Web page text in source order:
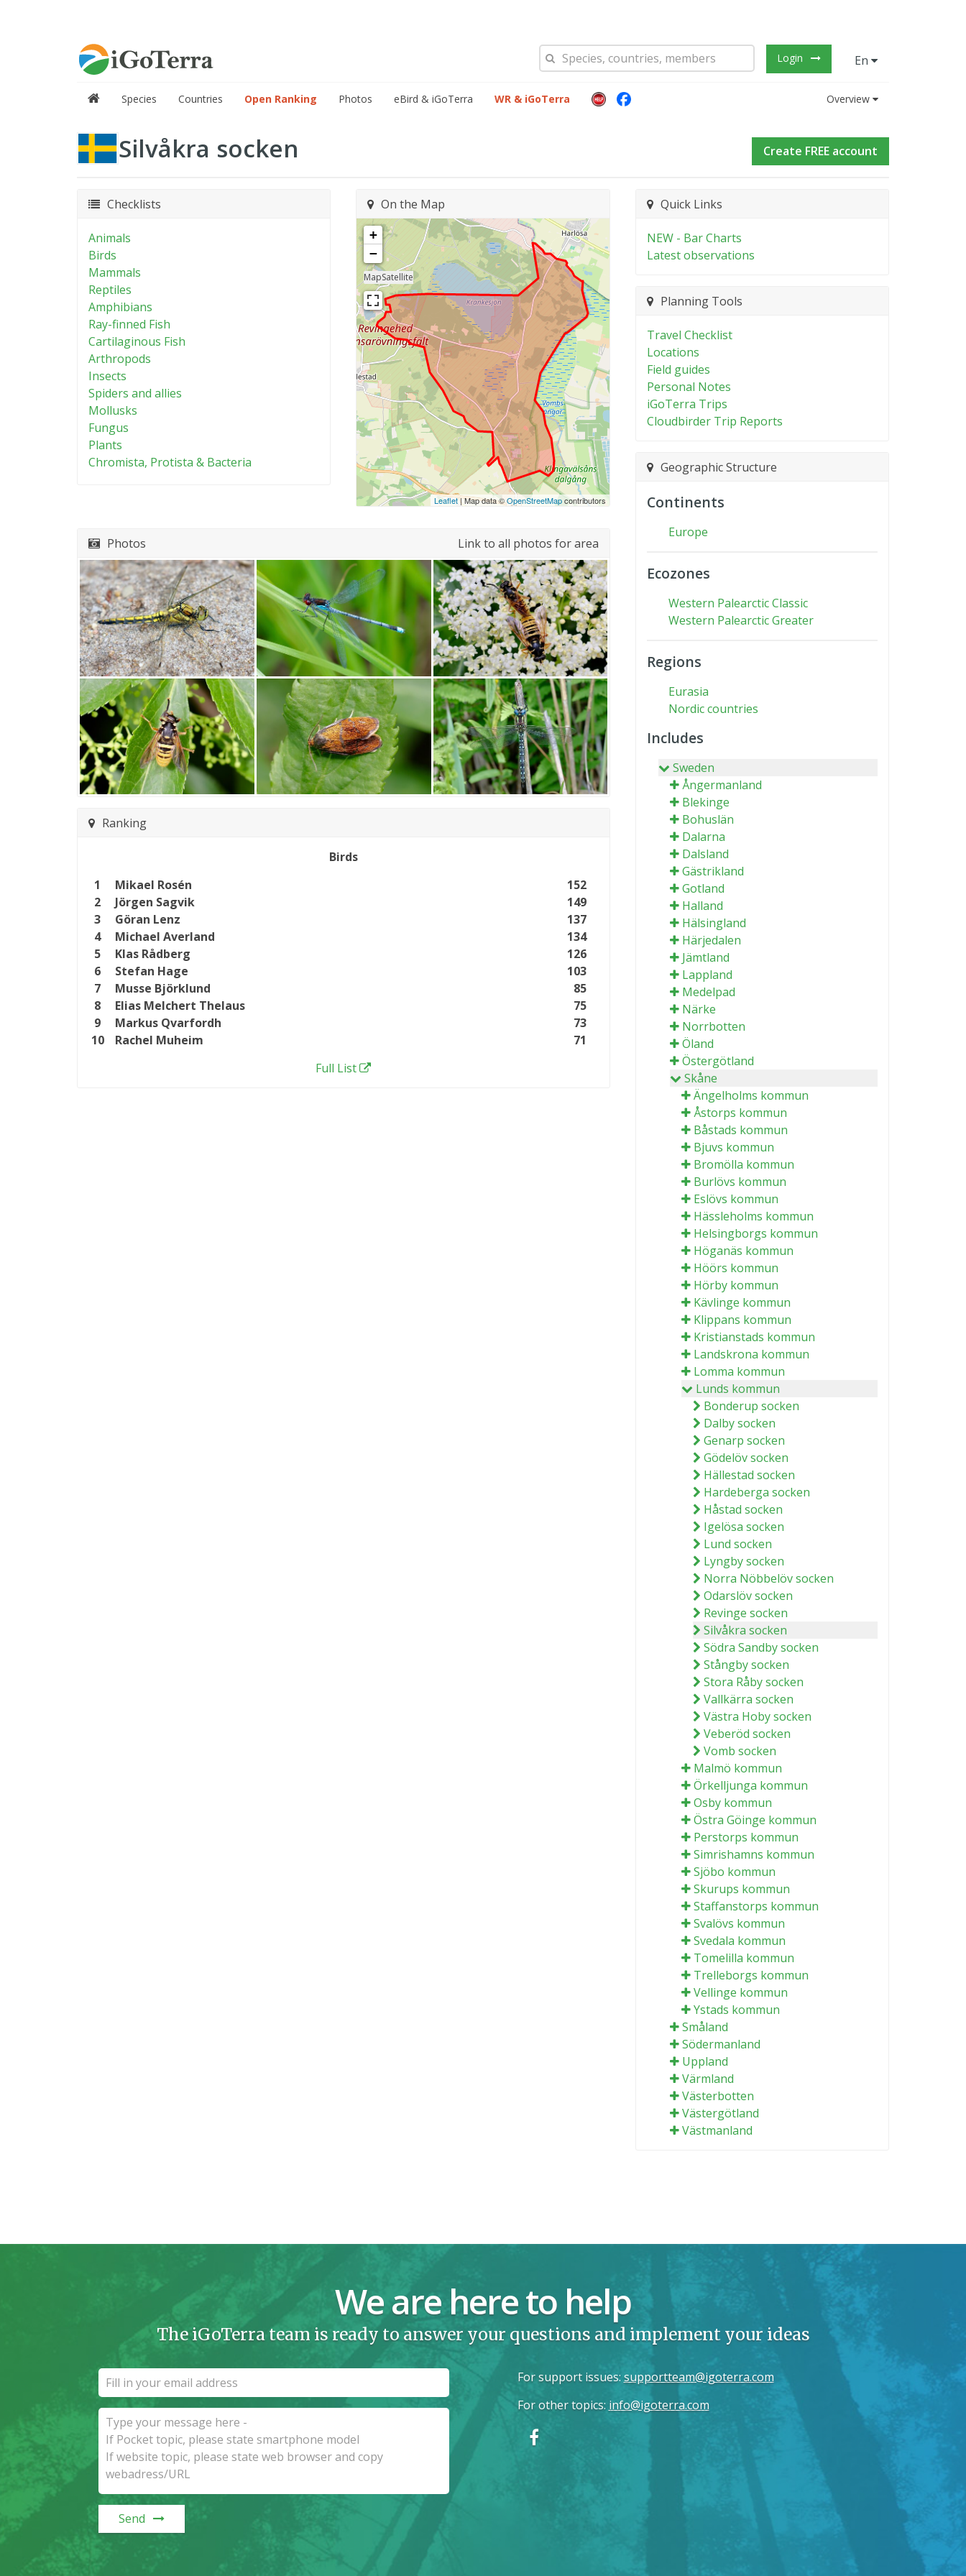
Login En
Species Countries Open Ranking Photos eBird & iGoTerra WR & iGoTerra Overview
Silvåkra socken Create FREE account
Checklists
Animals
Birds
Mammals
Reptiles
Amphibians
Ray-finned Fish
Cartilaginous Fish
Arthropods
Insects
Spiders and allies
Mollusks
Fungus
Plants
Chromista, Protista & Bacteria
On the Map
+
−
Leaflet| Map data ©OpenStreetMapcontributors
Photos Link to all photos for area
Ranking
Birds
1
Mikael Rosén
152
2
Jörgen Sagvik
149
3
Göran Lenz
137
4
Michael Averland
134
5
Klas Rådberg
126
6
Stefan Hage
103
7
Musse Björklund
85
8
Elias Melchert Thelaus
75
9
Markus Qvarfordh
73
10
Rachel Muheim
71
Full List
Quick Links
NEW - Bar Charts
Latest observations
Planning Tools
Travel Checklist
Locations
Field guides
Personal Notes
iGoTerra Trips
Cloudbirder Trip Reports
Geographic Structure
Continents
Europe
Ecozones
Western Palearctic Classic
Western Palearctic Greater
Regions
Eurasia
Nordic countries
Includes
Sweden
Ångermanland
Blekinge
Bohuslän
Dalarna
Dalsland
Gästrikland
Gotland
Halland
Hälsingland
Härjedalen
Jämtland
Lappland
Medelpad
Närke
Norrbotten
Öland
Östergötland
Skåne
Ängelholms kommun
Åstorps kommun
Båstads kommun
Bjuvs kommun
Bromölla kommun
Burlövs kommun
Eslövs kommun
Hässleholms kommun
Helsingborgs kommun
Höganäs kommun
Höörs kommun
Hörby kommun
Kävlinge kommun
Klippans kommun
Kristianstads kommun
Landskrona kommun
Lomma kommun
Lunds kommun
Bonderup socken
Dalby socken
Genarp socken
Gödelöv socken
Hällestad socken
Hardeberga socken
Håstad socken
Igelösa socken
Lund socken
Lyngby socken
Norra Nöbbelöv socken
Odarslöv socken
Revinge socken
Silvåkra socken
Södra Sandby socken
Stångby socken
Stora Råby socken
Vallkärra socken
Västra Hoby socken
Veberöd socken
Vomb socken
Malmö kommun
Örkelljunga kommun
Osby kommun
Östra Göinge kommun
Perstorps kommun
Simrishamns kommun
Sjöbo kommun
Skurups kommun
Staffanstorps kommun
Svalövs kommun
Svedala kommun
Tomelilla kommun
Trelleborgs kommun
Vellinge kommun
Ystads kommun
Småland
Södermanland
Uppland
Värmland
Västerbotten
Västergötland
Västmanland
We are here to help
The iGoTerra team is ready to answer your questions and implement your ideas
Send
For support issues: supportteam@igoterra.com
For other topics: info@igoterra.com